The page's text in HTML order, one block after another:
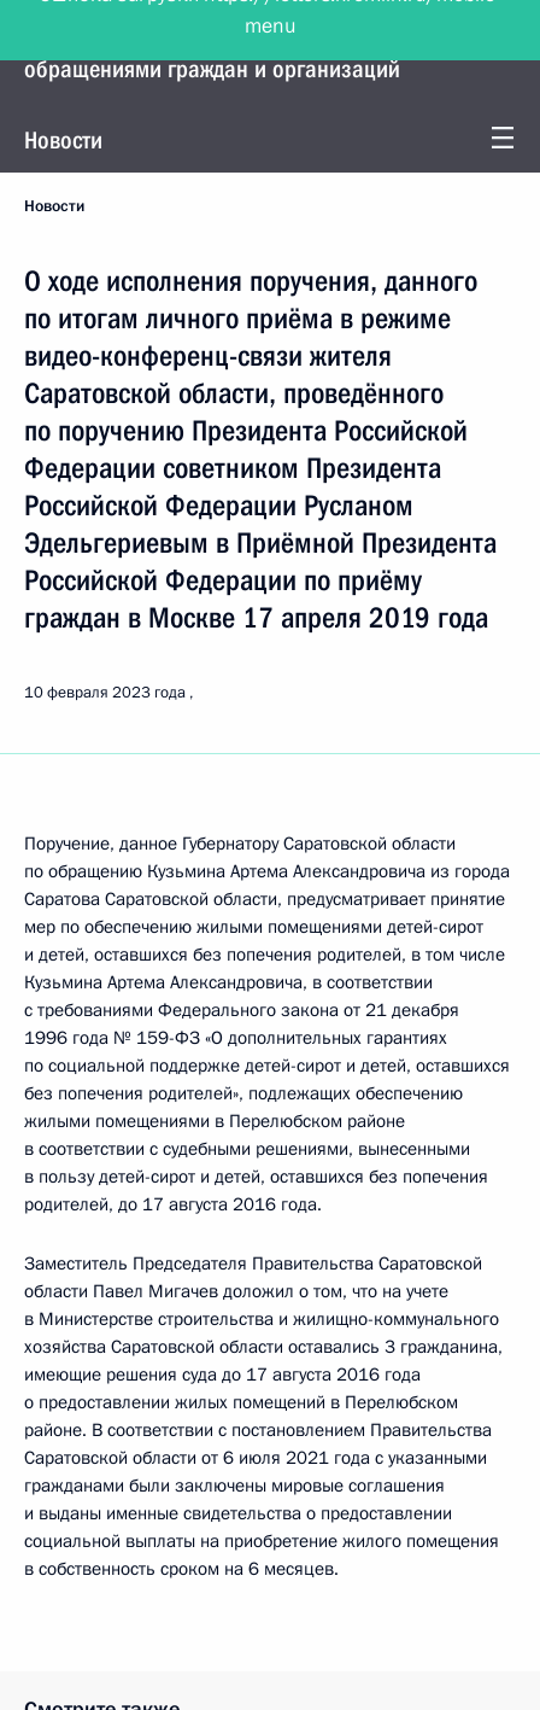
Управление Президента по работе с
обращениями граждан и организаций
Новости
Новости
О ходе исполнения поручения, данного
по итогам личного приёма в режиме
видео-конференц-связи жителя
Саратовской области, проведённого
по поручению Президента Российской
Федерации советником Президента
Российской Федерации Русланом
Эдельгериевым в Приёмной Президента
Российской Федерации по приёму
граждан в Москве 17 апреля 2019 года
10 февраля 2023 года
Поручение, данное Губернатору Саратовской области
по обращению Кузьмина Артема Александровича из города
Саратова Саратовской области, предусматривает принятие
мер по обеспечению жилыми помещениями детей-сирот
и детей, оставшихся без попечения родителей, в том числе
Кузьмина Артема Александровича, в соответствии
с требованиями Федерального закона от 21 декабря
1996 года № 159-ФЗ «О дополнительных гарантиях
по социальной поддержке детей-сирот и детей, оставшихся
без попечения родителей», подлежащих обеспечению
жилыми помещениями в Перелюбском районе
в соответствии с судебными решениями, вынесенными
в пользу детей-сирот и детей, оставшихся без попечения
родителей, до 17 августа 2016 года.
Заместитель Председателя Правительства Саратовской
области Павел Мигачев доложил о том, что на учете
в Министерстве строительства и жилищно-коммунального
хозяйства Саратовской области оставались 3 гражданина,
имеющие решения суда до 17 августа 2016 года
о предоставлении жилых помещений в Перелюбском
районе. В соответствии с постановлением Правительства
Саратовской области от 6 июля 2021 года с указанными
гражданами были заключены мировые соглашения
и выданы именные свидетельства о предоставлении
социальной выплаты на приобретение жилого помещения
в собственность сроком на 6 месяцев.
menu